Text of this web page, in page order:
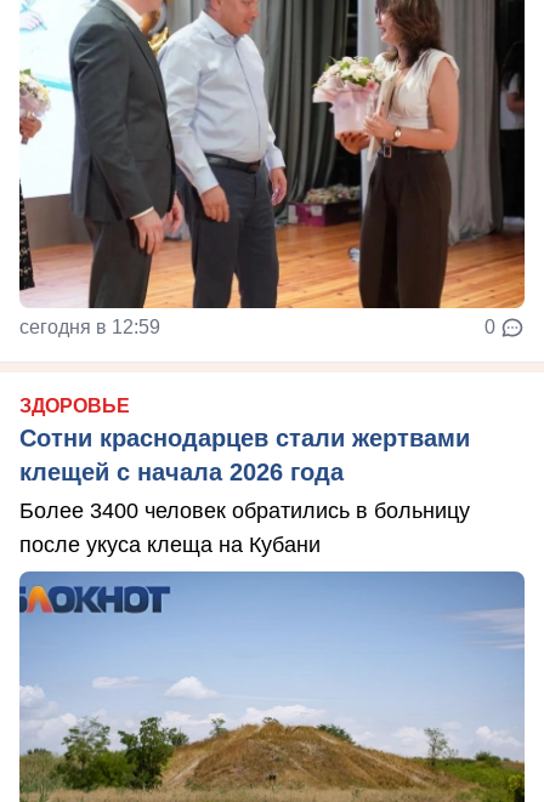
сегодня в 12:59 0
ЗДОРОВЬЕ
Сотни краснодарцев стали жертвами
клещей с начала 2026 года
Более 3400 человек обратились в больницу
после укуса клеща на Кубани